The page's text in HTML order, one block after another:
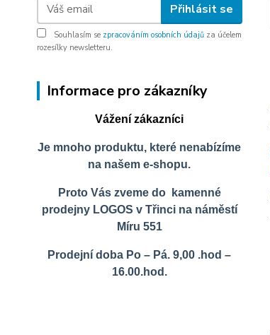
Přihlásit se
Souhlasím se zpracováním osobních údajů za účelem
rozesílky newsletteru.
Informace pro zákazníky
Vážení zákazníci
Je mnoho produktu, které nenabízíme
na našem e-shopu.
Proto Vás zveme do kamenné
prodejny LOGOS v Třinci na náměstí
Míru 551
Prodejní doba Po – Pá. 9,00 .hod –
16.00.hod.